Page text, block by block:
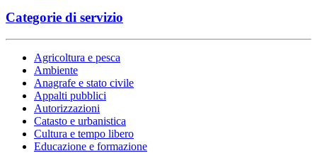
Categorie di servizio
Agricoltura e pesca
Ambiente
Anagrafe e stato civile
Appalti pubblici
Autorizzazioni
Catasto e urbanistica
Cultura e tempo libero
Educazione e formazione